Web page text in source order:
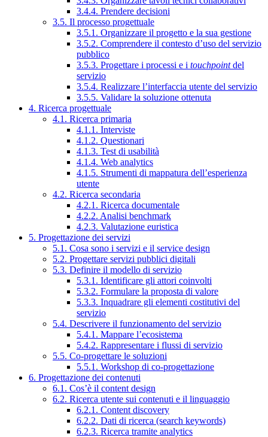
3.4.4. Prendere decisioni
3.5. Il processo progettuale
3.5.1. Organizzare il progetto e la sua gestione
3.5.2. Comprendere il contesto d’uso del servizio
pubblico
3.5.3. Progettare i processi e i touchpointdel
servizio
3.5.4. Realizzare l’interfaccia utente del servizio
3.5.5. Validare la soluzione ottenuta
4. Ricerca progettuale
4.1. Ricerca primaria
4.1.1. Interviste
4.1.2. Questionari
4.1.3. Test di usabilità
4.1.4. Web analytics
4.1.5. Strumenti di mappatura dell’esperienza
utente
4.2. Ricerca secondaria
4.2.1. Ricerca documentale
4.2.2. Analisi benchmark
4.2.3. Valutazione euristica
5. Progettazione dei servizi
5.1. Cosa sono i servizi e il service design
5.2. Progettare servizi pubblici digitali
5.3. Definire il modello di servizio
5.3.1. Identificare gli attori coinvolti
5.3.2. Formulare la proposta di valore
5.3.3. Inquadrare gli elementi costitutivi del
servizio
5.4. Descrivere il funzionamento del servizio
5.4.1. Mappare l’ecosistema
5.4.2. Rappresentare i flussi di servizio
5.5. Co-progettare le soluzioni
5.5.1. Workshop di co-progettazione
6. Progettazione dei contenuti
6.1. Cos’è il content design
6.2. Ricerca utente sui contenuti e il linguaggio
6.2.1. Content discovery
6.2.2. Dati di ricerca (search keywords)
6.2.3. Ricerca tramite analytics